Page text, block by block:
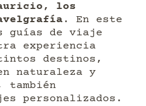
los
. En este
guías de viaje
experiencia
destinos,
naturaleza y
también
personalizados.